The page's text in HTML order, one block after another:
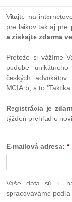
len samotné
príslušníkom
ktorý zabil
obete. Keďže
ktoré bolo
jej manželovi, od
na Súd v
zohľadňujúce
Súdneho dvora, či
v prípade jej
činov3.
smernica
spôsobilý
Vitajte na
pre laikov tak aj pre
a získajte zdarma
Pretože si vážíme
podobe
českých advokátov
MCIArb, a to
Registrácia je
týždeň prehľad o
E-mailová adresa: *
Vaše dáta sú u
spracováváme podľa